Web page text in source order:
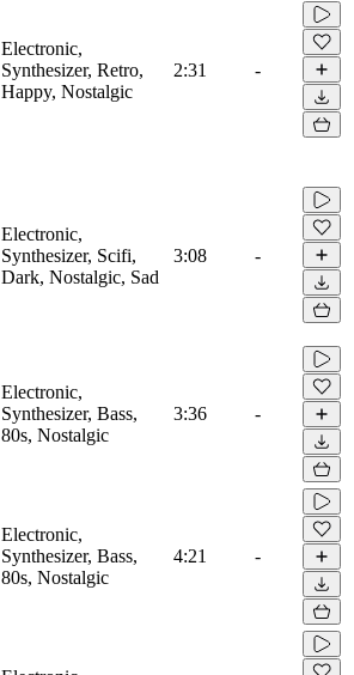
Electronic,
Synthesizer, Retro,
Happy, Nostalgic
2:31 -
Electronic,
Synthesizer, Scifi,
Dark, Nostalgic, Sad
3:08 -
Electronic,
Synthesizer, Bass,
80s, Nostalgic
3:36 -
Electronic,
Synthesizer, Bass,
80s, Nostalgic
4:21 -